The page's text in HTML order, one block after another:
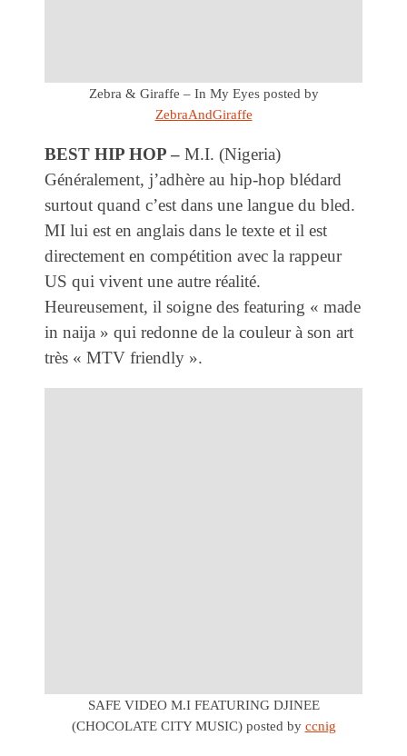
Zebra & Giraffe – In My Eyesposted by
ZebraAndGiraffe
BEST HIP HOP – M.I. (Nigeria)
Généralement, j’adhère au hip-hop blédard
surtout quand c’est dans une langue du bled.
MI lui est en anglais dans le texte et il est
directement en compétition avec la rappeur
US qui vivent une autre réalité.
Heureusement, il soigne des featuring « made
in naija » qui redonne de la couleur à son art
très « MTV friendly ».
SAFE VIDEO M.I FEATURING DJINEE
(CHOCOLATE CITY MUSIC)posted by ccnig